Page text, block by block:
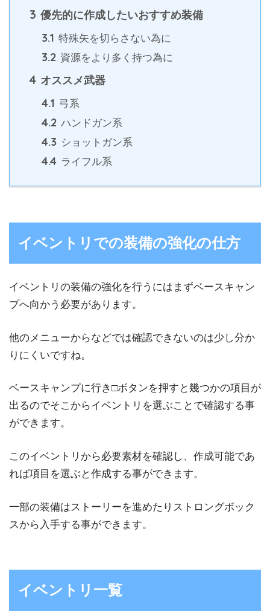
3 優先的に作成したいおすすめ装備
3.1 特殊矢を切らさない為に
3.2 資源をより多く持つ為に
4 オススメ武器
4.1 弓系
4.2 ハンドガン系
4.3 ショットガン系
4.4 ライフル系
イベントリでの装備の強化の仕方
イベントリの装備の強化を行うにはまずベースキャン
プへ向かう必要があります。
他のメニューからなどでは確認できないのは少し分か
りにくいですね。
ベースキャンプに行き□ボタンを押すと幾つかの項目が
出るのでそこからイベントリを選ぶことで確認する事
ができます。
このイベントリから必要素材を確認し、作成可能であ
れば項目を選ぶと作成する事ができます。
一部の装備はストーリーを進めたりストロングボック
スから入手する事ができます。
イベントリ一覧